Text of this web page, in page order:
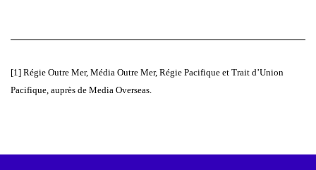
[1] Régie Outre Mer, Média Outre Mer, Régie Pacifique et Trait d’Union
Pacifique, auprès de Media Overseas.